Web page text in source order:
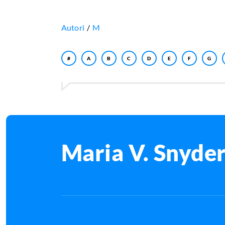
Autori M
# A B C D E F G
Maria V. Snyder